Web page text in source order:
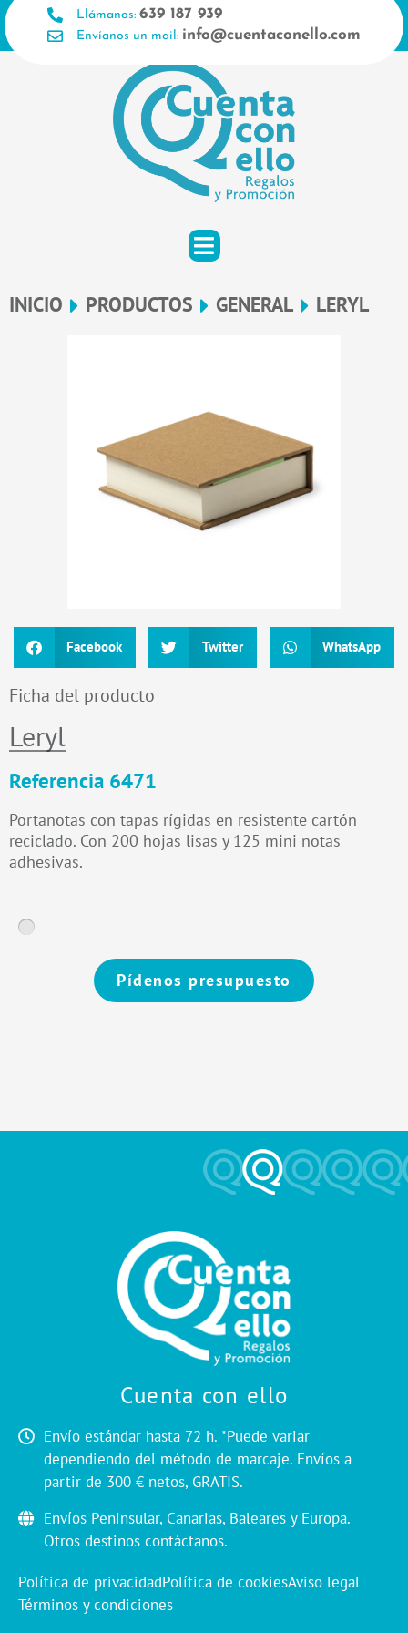
Ir
al
contenido
Llámanos: 639 187 939
Envíanos un mail: info@cuentaconello.com
INICIO PRODUCTOS GENERAL LERYL
Facebook Twitter WhatsApp
Ficha del producto
Leryl
Referencia 6471
Portanotas con tapas rígidas en resistente cartón
reciclado. Con 200 hojas lisas y 125 mini notas
adhesivas.
Pídenos presupuesto
Cuenta con ello
Envío estándar hasta 72 h. *Puede variar
dependiendo del método de marcaje. Envíos a
partir de 300 € netos, GRATIS.
Envíos Peninsular, Canarias, Baleares y Europa.
Otros destinos contáctanos.
Política de privacidadPolítica de cookiesAviso legal
Términos y condiciones